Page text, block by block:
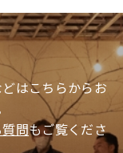
はこちらからお
問もご覧くださ